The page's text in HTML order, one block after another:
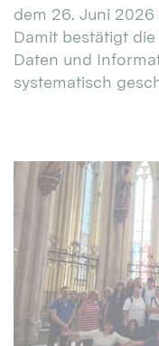
dem 26. Juni 2026
Damit bestätigt
Daten und
systematisch